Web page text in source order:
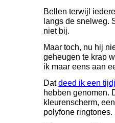
Bellen terwijl
langs de snelweg.
niet bij.
Maar toch, nu hij
geheugen te krap
ik maar eens aan
Datdeed ik een
hebben genomen.
kleurenscherm,
polyfone ringtones.